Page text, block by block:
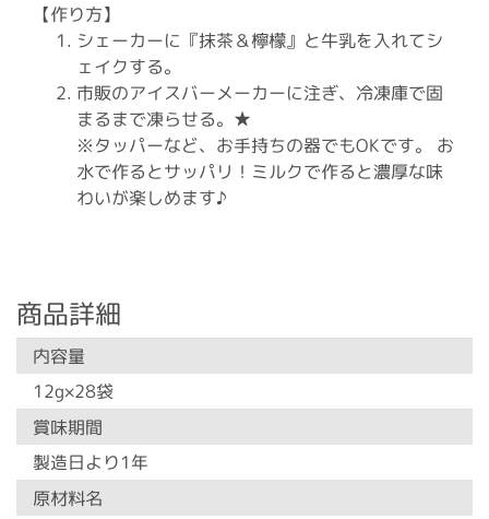
【作り方】
シェーカーに『抹茶＆檸檬』と牛乳を入れてシ
ェイクする。
市販のアイスバーメーカーに注ぎ、冷凍庫で固
まるまで凍らせる。★
※タッパーなど、お手持ちの器でもOKです。 お
水で作るとサッパリ！ミルクで作ると濃厚な味
わいが楽しめます♪
商品詳細
内容量
12g×28袋
賞味期間
製造日より1年
原材料名